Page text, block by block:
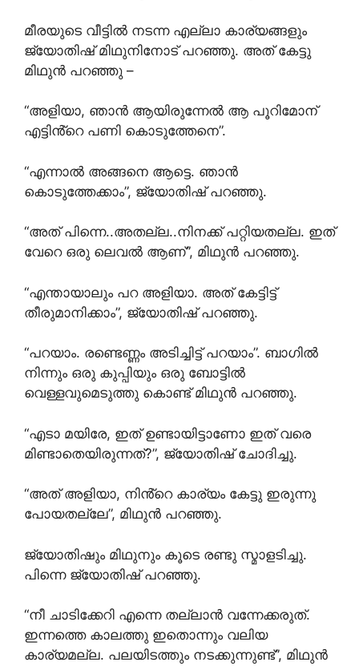
മീരയുടെ വീട്ടിൽ നടന്ന എല്ലാ കാര്യങ്ങളും
ജ്യോതിഷ് മിഥുനിനോട് പറഞ്ഞു. അത് കേട്ടു
മിഥുൻ പറഞ്ഞു –
“അളിയാ, ഞാൻ ആയിരുന്നേൽ ആ പൂറിമോന്
എട്ടിൻ്റെ പണി കൊടുത്തേനെ”.
“എന്നാൽ അങ്ങനെ ആട്ടെ. ഞാൻ
കൊടുത്തേക്കാം”, ജ്യോതിഷ് പറഞ്ഞു.
“അത് പിന്നെ..അതല്ല..നിനക്ക് പറ്റിയതല്ല. ഇത്
വേറെ ഒരു ലെവൽ ആണ്”, മിഥുൻ പറഞ്ഞു.
“എന്തായാലും പറ അളിയാ. അത് കേട്ടിട്ട്
തീരുമാനിക്കാം”, ജ്യോതിഷ് പറഞ്ഞു.
“പറയാം. രണ്ടെണ്ണം അടിച്ചിട്ട് പറയാം”. ബാഗിൽ
നിന്നും ഒരു കുപ്പിയും ഒരു ബോട്ടിൽ
വെള്ളവുമെടുത്തു കൊണ്ട് മിഥുൻ പറഞ്ഞു.
“എടാ മയിരേ, ഇത് ഉണ്ടായിട്ടാണോ ഇത് വരെ
മിണ്ടാതെയിരുന്നത്?”, ജ്യോതിഷ് ചോദിച്ചു.
“അത് അളിയാ, നിൻ്റെ കാര്യം കേട്ടു ഇരുന്നു
പോയതല്ലേ”, മിഥുൻ പറഞ്ഞു.
ജ്യോതിഷും മിഥുനും കൂടെ രണ്ടു സ്മാളടിച്ചു.
പിന്നെ ജ്യോതിഷ് പറഞ്ഞു.
“നീ ചാടിക്കേറി എന്നെ തല്ലാൻ വന്നേക്കരുത്.
ഇന്നത്തെ കാലത്തു ഇതൊന്നും വലിയ
കാര്യമല്ല. പലയിടത്തും നടക്കുന്നുണ്ട്”, മിഥുൻ